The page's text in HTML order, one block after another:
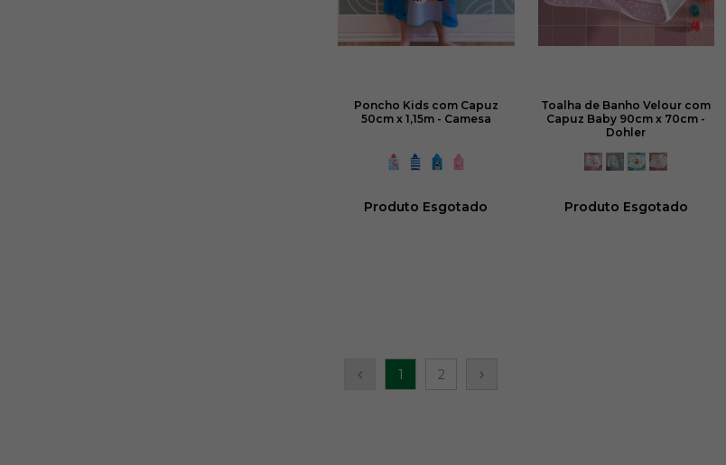
Poncho Kids com Capuz
50cm x 1,15m - Camesa
Produto Esgotado
Toalha de Banho Velour com
Capuz Baby 90cm x 70cm -
Dohler
Produto Esgotado
1 2